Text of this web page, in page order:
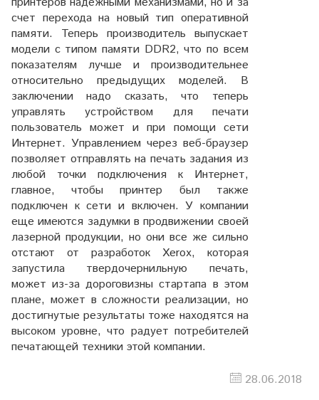
счет перехода на новый тип оперативной
памяти. Теперь производитель выпускает
модели с типом памяти DDR2, что по всем
показателям лучше и производительнее
относительно предыдущих моделей. В
заключении надо сказать, что теперь
управлять устройством для печати
пользователь может и при помощи сети
Интернет. Управлением через веб-браузер
позволяет отправлять на печать задания из
любой точки подключения к Интернет,
главное, чтобы принтер был также
подключен к сети и включен. У компании
еще имеются задумки в продвижении своей
лазерной продукции, но они все же сильно
отстают от разработок Xerox, которая
запустила твердочернильную печать,
может из-за дороговизны стартапа в этом
плане, может в сложности реализации, но
достигнутые результаты тоже находятся на
высоком уровне, что радует потребителей
печатающей техники этой компании.
28.06.2018